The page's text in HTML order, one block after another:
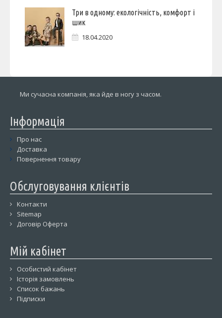
Три в одному: екологічність, комфорт і
шик
18.04.2020
Ми сучасна компанія, яка йде в ногу з часом.
Інформація
Про нас
Доставка
Повернення товару
Обслуговування клієнтів
Контакти
Sitemap
Договір Оферта
Мій кабінет
Особистий кабінет
Історія замовлень
Список бажань
Підписки